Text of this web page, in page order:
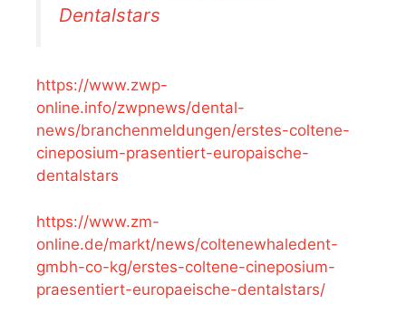
Dentalstars
https://www.zwp-
online.info/zwpnews/dental-
news/branchenmeldungen/erstes-coltene-
cineposium-prasentiert-europaische-
dentalstars
https://www.zm-
online.de/markt/news/coltenewhaledent-
gmbh-co-kg/erstes-coltene-cineposium-
praesentiert-europaeische-dentalstars/